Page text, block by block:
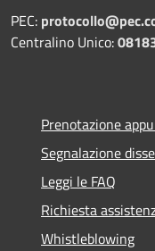
PEC:
Centralino Unico:
Prenotazione
Segnalazione
Leggi le FAQ
Richiesta
Whistleblowing